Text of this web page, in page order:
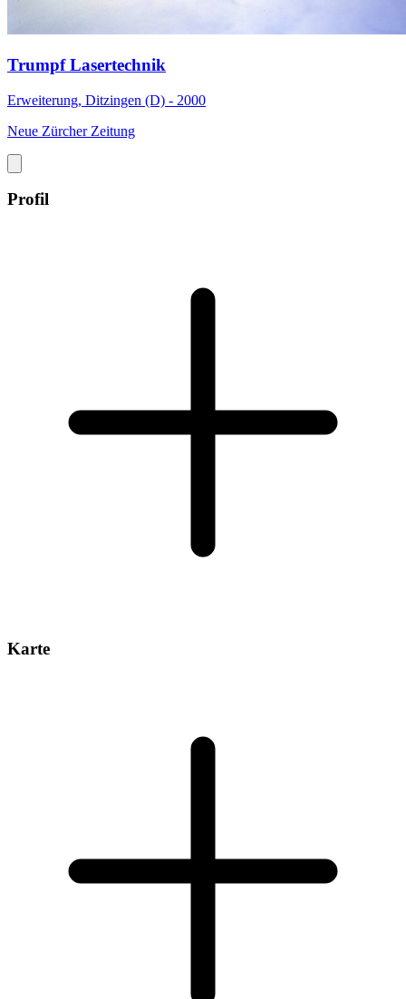
Trumpf Lasertechnik
Erweiterung, Ditzingen (D) - 2000
Neue Zürcher Zeitung
Profil
Karte